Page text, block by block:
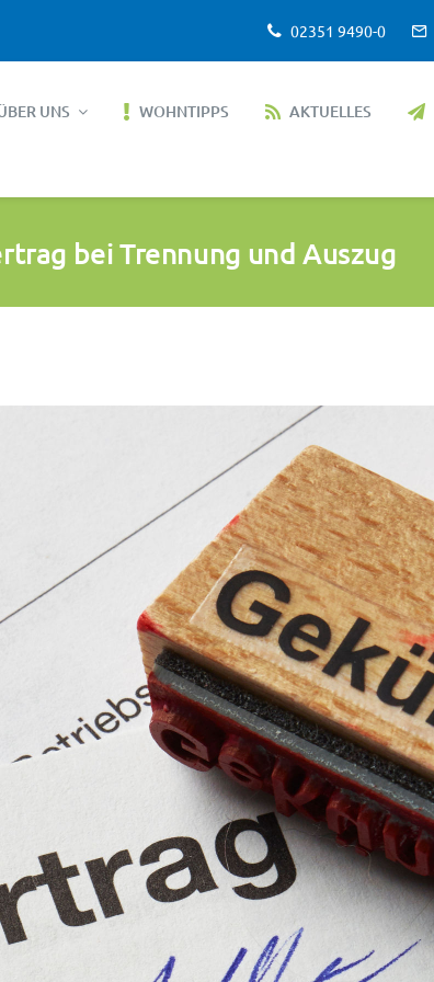
02351 9490-0
UNS WOHNTIPPS AKTUELLES
bei Trennung und Auszug